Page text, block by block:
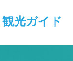
観光ガイド